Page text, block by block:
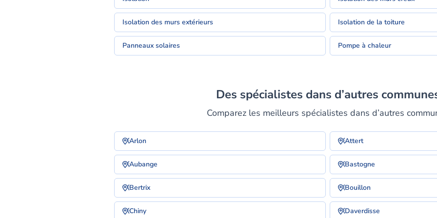
Isolation des murs extérieurs Isolation de la toiture
Panneaux solaires Pompe à chaleur
Des spécialistes dans d’autres
Comparez les meilleurs spécialistes dans d’autres
Arlon Attert
Aubange Bastogne
Bertrix Bouillon
Chiny Daverdisse